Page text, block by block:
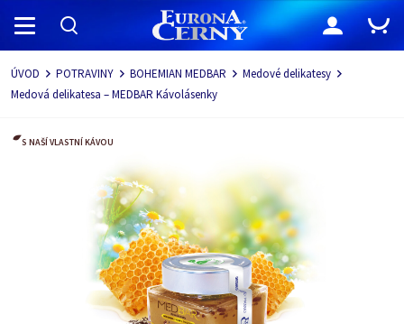
Navigace
ÚVOD POTRAVINY BOHEMIAN MEDBAR
Medové delikatesy
Medová delikatesa – MEDBAR Kávolásenky
S NAŠÍ VLASTNÍ KÁVOU